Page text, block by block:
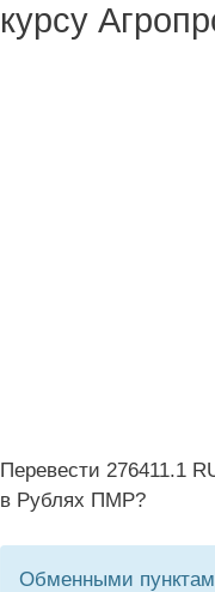
курсу
Перевести 276411.1
в Рублях ПМР?
Обменными